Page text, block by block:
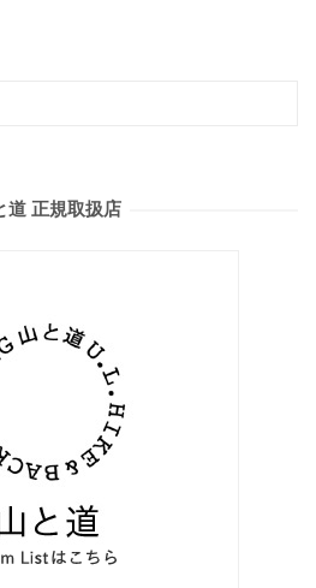
道 正規取扱店